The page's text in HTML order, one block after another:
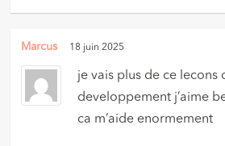
Marcus 18 juin 2025
je vais plus de ce lecons
developpement j’aime
ca m’aide enormement